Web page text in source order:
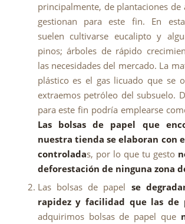
principalmente, de plantaciones de
gestionan para este fin. En
suelen cultivarse eucalipto y
pinos; árboles de rápido
las necesidades del mercado. La
plástico es el gas licuado que se
extraemos petróleo del subsuelo.
para este fin podría emplearse
Las bolsas de papel que
nuestra tienda se elaboran con
controladas, por lo que tu gesto
deforestación de ninguna zona
Las bolsas de papel se
rapidez y facilidad que las de
adquirimos bolsas de papel que